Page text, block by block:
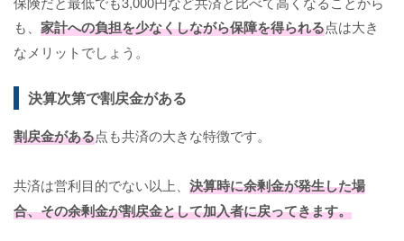
も、 家計への負担を少なくしながら保障を得られる点は大き
なメリットでしょう。
決算次第で割戻金がある
割戻金がある点も共済の大きな特徴です。
共済は営利目的でない以上、 決算時に余剰金が発生した場
合、その余剰金が割戻金として加入者に戻ってきます。